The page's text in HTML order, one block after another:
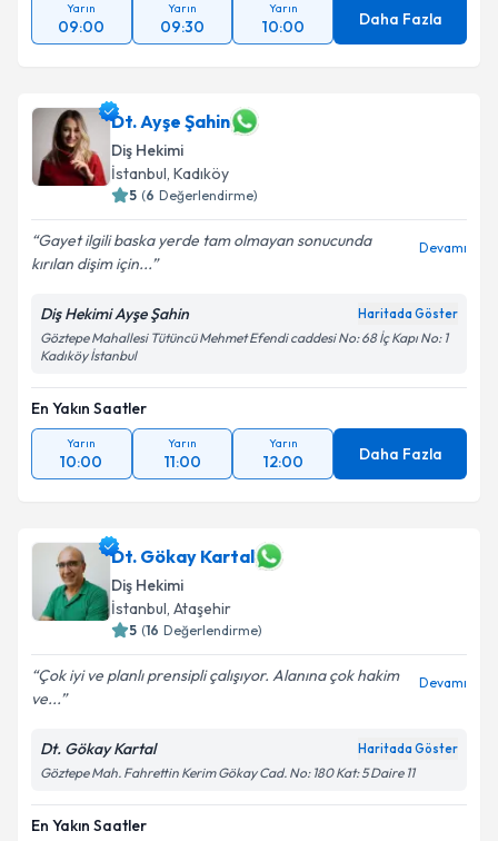
Yarın
09:00
Yarın
09:30
Yarın
10:00 Daha Fazla
Dt. Ayşe Şahin
Diş Hekimi
İstanbul, Kadıköy
5 (6 Değerlendirme)
Gayet ilgili baska yerde tam olmayan sonucunda
kırılan dişim için...
Devamı
Diş Hekimi Ayşe Şahin Haritada Göster
Göztepe Mahallesi Tütüncü Mehmet Efendi caddesi No: 68 İç Kapı No: 1
Kadıköy İstanbul
En Yakın Saatler
Yarın
10:00
Yarın
11:00
Yarın
12:00 Daha Fazla
Dt. Gökay Kartal
Diş Hekimi
İstanbul, Ataşehir
5 (16 Değerlendirme)
Çok iyi ve planlı prensipli çalışıyor. Alanına çok hakim
ve...
Devamı
Dt. Gökay Kartal Haritada Göster
Göztepe Mah. Fahrettin Kerim Gökay Cad. No: 180 Kat: 5 Daire 11
En Yakın Saatler